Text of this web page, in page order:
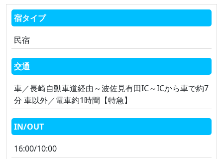
宿タイプ
民宿
交通
車／長崎自動車道経由～波佐見有田IC～ICから車で約7
分 車以外／電車約1時間【特急】
IN/OUT
16:00/10:00